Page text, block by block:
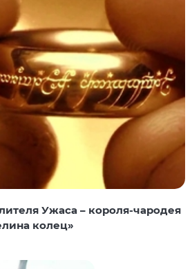
Ужаса – короля-чародея
колец»